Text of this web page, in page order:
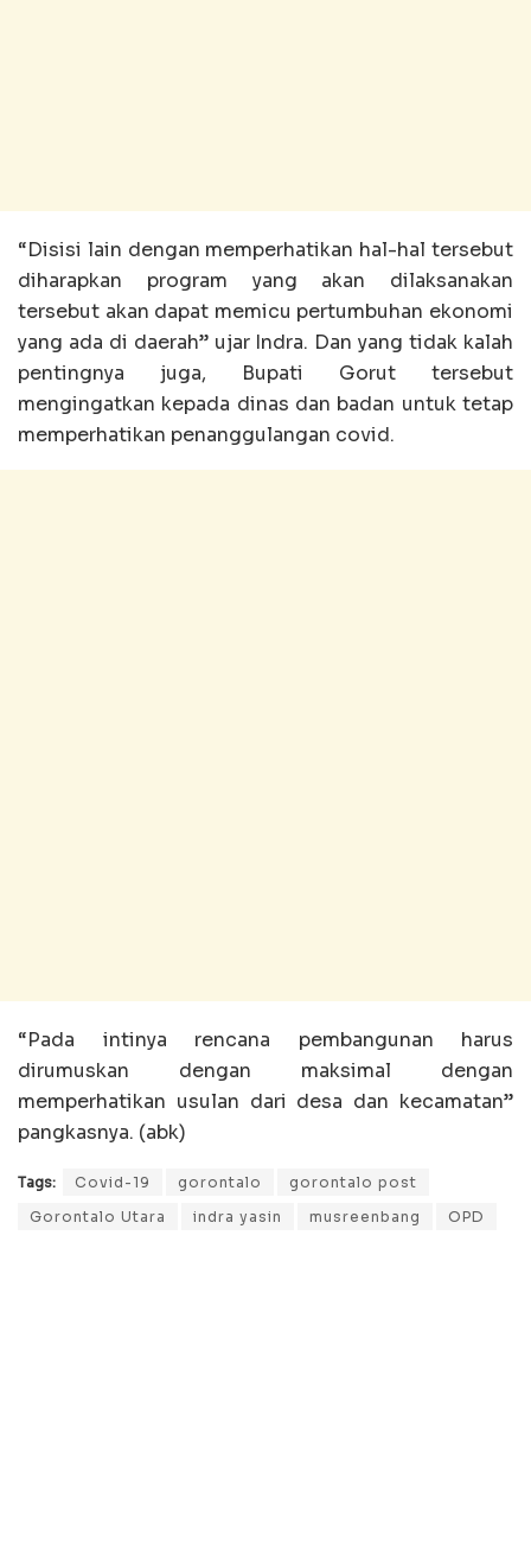
“Disisi lain dengan memperhatikan hal-hal tersebut
diharapkan program yang akan dilaksanakan
tersebut akan dapat memicu pertumbuhan ekonomi
yang ada di daerah” ujar Indra. Dan yang tidak kalah
pentingnya juga, Bupati Gorut tersebut
mengingatkan kepada dinas dan badan untuk tetap
memperhatikan penanggulangan covid.
“Pada intinya rencana pembangunan harus
dirumuskan dengan maksimal dengan
memperhatikan usulan dari desa dan kecamatan”
pangkasnya. (abk)
Tags: Covid-19 gorontalo
gorontalo post
Gorontalo Utara
indra yasin musreenbang OPD